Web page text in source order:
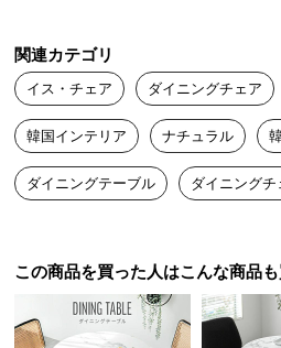
開
梱
設
サ
ス
い
メロンソーダ
背中に汗をかきやすいため、ムレを気
ャップがついているため、床の傷つき
ます。
関連カテゴリ
イス・チェア ダイニングチェア
韓国インテリア ナチュラル
ダイニングテーブル ダイニングチ
この商品を買った人はこんな商品